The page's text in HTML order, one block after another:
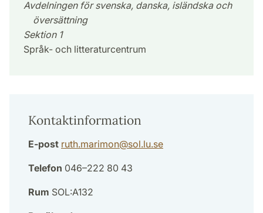
Avdelningen för svenska, danska, isländska och
översättning
Sektion 1
Språk- och litteraturcentrum
Kontaktinformation
E-post ruth.marimon@sol.lu.se
Telefon 046–222 80 43
Rum SOL:A132